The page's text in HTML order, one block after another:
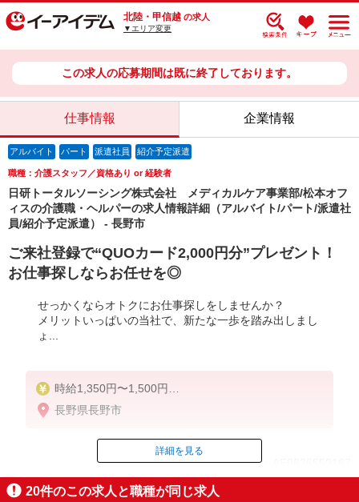
北陸・甲信越 の求人
▼エリア変更
この求人の応募期間は既に終了しております。
仕事情報 企業情報
アルバイト パート 派遣社員 紹介予定派遣
職種：介護スタッフ／資格あり or 経験者
日研トータルソーシング株式会社 メディカルケア事業部/松本オフ
ィスの介護職・ヘルパーの求人情報詳細（アルバイト/パート/派遣社
員/紹介予定派遣） - 長野市
ご来社登録で“QUOカード2,000円分”プレゼント！
お仕事探しならお任せを◎
せっかくならオトクにお仕事探しをしませんか？
メリットいっぱいの当社で、新たな一歩を踏み出しまし
ょ...
時給1,350円〜1,500円
◆無資格・経験者：時給1,350円〜
◆介護福祉士：時給1,500円〜
※経験者は3ヶ月以上
※給与幅は経験・能力による
長野県長野市
ID：AE0626559167
詳細を見る
20件のこの求人と職種が同じ求人